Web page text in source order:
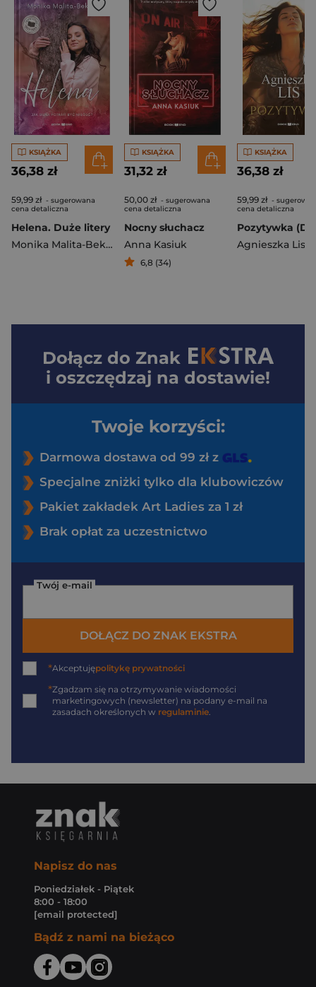
KSIĄŻKA
36,38 zł
59,99 zł - sugerowana
cena detaliczna
Helena. Duże litery
Monika Malita-Bekier
KSIĄŻKA
31,32 zł
50,00 zł - sugerowana
cena detaliczna
Nocny słuchacz
Anna Kasiuk
6,8 (34)
KSIĄŻKA
36,38 zł
59,99 zł -
cena detaliczna
Agnieszka Lis
Dołącz do Znak
i oszczędzaj na dostawie!
Twoje korzyści:
Darmowa dostawa od 99 zł z
Specjalne zniżki tylko dla klubowiczów
Pakiet zakładek Art Ladies za 1 zł
Brak opłat za uczestnictwo
Twój e-mail
DOŁĄCZ DO ZNAK EKSTRA
*Akceptujępolitykę prywatności
*Zgadzam się na otrzymywanie wiadomości
marketingowych (newsletter) na podany e-mail na
zasadach określonych w regulaminie.
Napisz do nas
Poniedziałek - Piątek
8:00 - 18:00
[email protected]
Bądź z nami na bieżąco